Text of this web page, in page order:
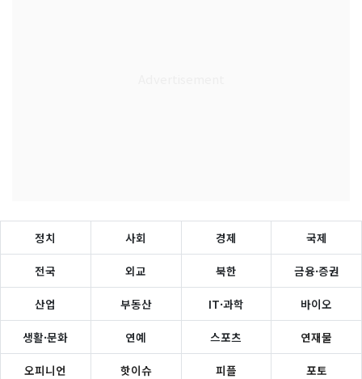
정치 사회 경제 국제
전국 외교 북한 금융·증권
산업 부동산 IT·과학 바이오
생활·문화 연예 스포츠 연재물
오피니언 핫이슈 피플 포토